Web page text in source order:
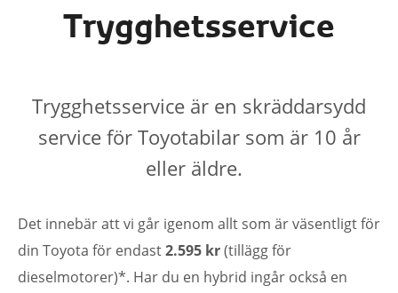
Trygghetsservice
Trygghetsservice är en skräddarsydd
service för Toyotabilar som är 10 år
eller äldre.
Det innebär att vi går igenom allt som är väsentligt för
din Toyota för endast2.595 kr(tillägg för
dieselmotorer)*. Har du en hybrid ingår också en